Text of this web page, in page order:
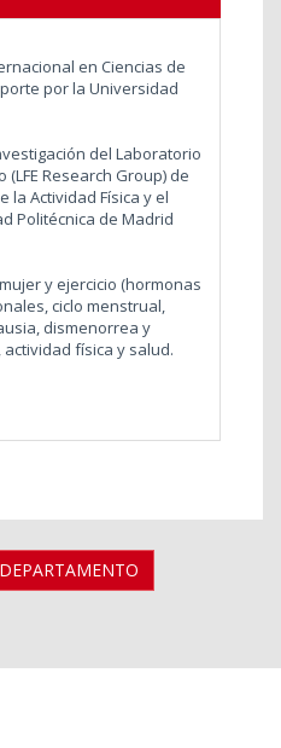
en Ciencias de
por la Universidad
del Laboratorio
Research Group) de
la Actividad Física y el
Politécnica de Madrid
y ejercicio (hormonas
ciclo menstrual,
dismenorrea y
física y salud.